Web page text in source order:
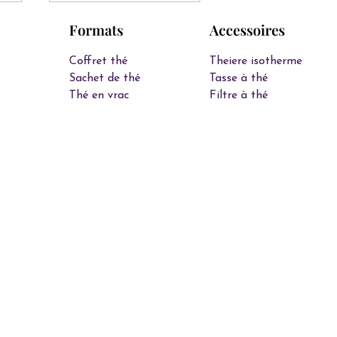
Formats
Coffret thé
Sachet de thé
Thé en vrac
Accessoires
Theiere isotherme
Tasse à thé
Filtre à thé